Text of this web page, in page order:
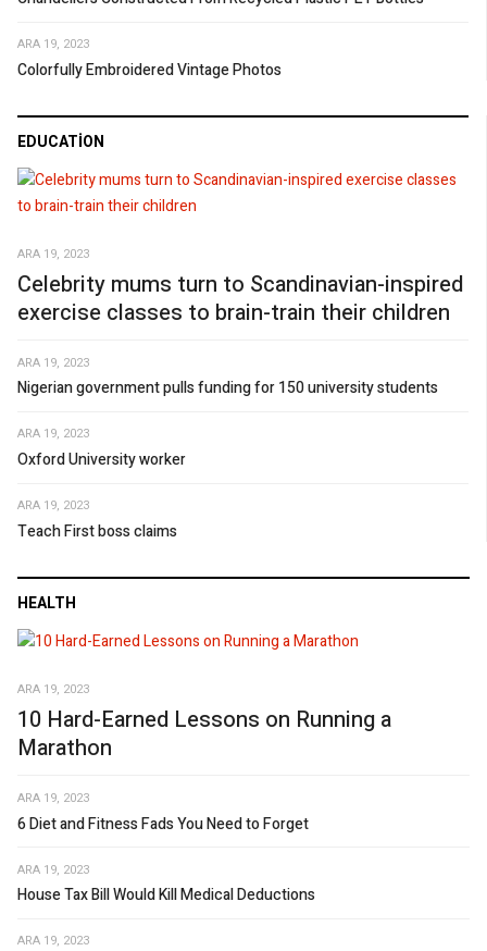
ARA 19, 2023
Colorfully Embroidered Vintage Photos
EDUCATION
ARA 19, 2023
Celebrity mums turn to Scandinavian-inspired
exercise classes to brain-train their children
ARA 19, 2023
Nigerian government pulls funding for 150 university students
ARA 19, 2023
Oxford University worker
ARA 19, 2023
Teach First boss claims
HEALTH
ARA 19, 2023
10 Hard-Earned Lessons on Running a
Marathon
ARA 19, 2023
6 Diet and Fitness Fads You Need to Forget
ARA 19, 2023
House Tax Bill Would Kill Medical Deductions
ARA 19, 2023